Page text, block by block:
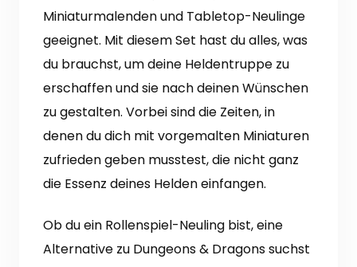
Miniaturmalenden und Tabletop-Neulinge
geeignet. Mit diesem Set hast du alles, was
du brauchst, um deine Heldentruppe zu
erschaffen und sie nach deinen Wünschen
zu gestalten. Vorbei sind die Zeiten, in
denen du dich mit vorgemalten Miniaturen
zufrieden geben musstest, die nicht ganz
die Essenz deines Helden einfangen.
Ob du ein Rollenspiel-Neuling bist, eine
Alternative zu Dungeons & Dragons suchst